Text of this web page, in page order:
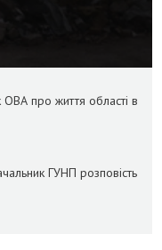
про життя області в
ГУНП розповість